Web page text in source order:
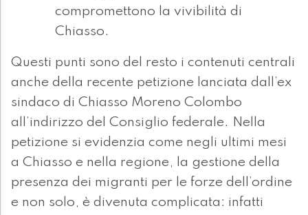
compromettono la vivibilità di
Chiasso.
Questi punti sono del resto i contenuti centrali
anche della recente petizione lanciata dall’ex
sindaco di Chiasso Moreno Colombo
all’indirizzo del Consiglio federale. Nella
petizione si evidenzia come negli ultimi mesi
a Chiasso e nella regione, la gestione della
presenza dei migranti per le forze dell’ordine
e non solo, è divenuta complicata: infatti